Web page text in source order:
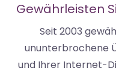
Gewährleisten
Seit 2003
ununterbrochene
und Ihrer Internet-